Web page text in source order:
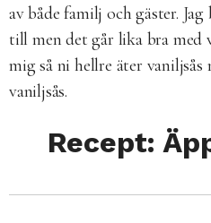
av både familj och gäster.
till men det går lika bra med
mig så ni hellre äter
vaniljsås.
Recept: